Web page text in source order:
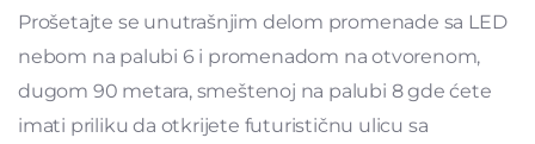
Prošetajte se unutrašnjim delom promenade sa LED
nebom na palubi 6 i promenadom na otvorenom,
dugom 90 metara, smeštenoj na palubi 8 gde ćete
imati priliku da otkrijete futurističnu ulicu sa